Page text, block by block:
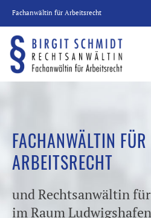
Zum
Inhalt
springen
Fachanwältin für Arbeitsrecht
FACHANWÄLTIN FÜR
ARBEITSRECHT
und Rechtsanwältin
im Raum